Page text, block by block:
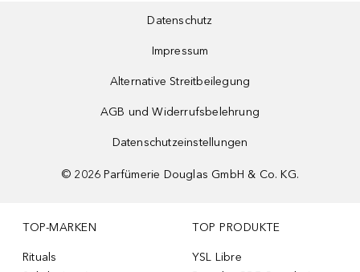
Datenschutz
Impressum
Alternative Streitbeilegung
AGB und Widerrufsbelehrung
Datenschutzeinstellungen
© 2026 Parfümerie Douglas GmbH & Co. KG.
TOP-MARKEN
Rituals
TOP PRODUKTE
YSL Libre